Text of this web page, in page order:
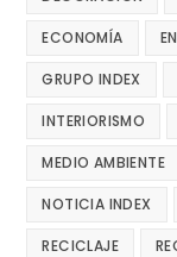
ECONOMÍA
GRUPO INDEX
INTERIORISMO
MEDIO AMBIENTE
NOTICIA INDEX
RECICLAJE